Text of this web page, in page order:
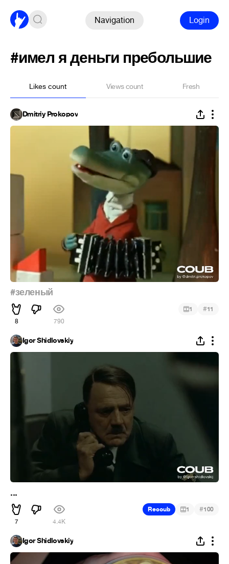
Navigation Login
#имел я деньги пребольшие
Likes count Views count Fresh
Dmitriy Prokopov
#зеленый
8 790
1 #11
Igor Shidlovskiy
...
7 4.4K
Recoub 1 #100
Igor Shidlovskiy